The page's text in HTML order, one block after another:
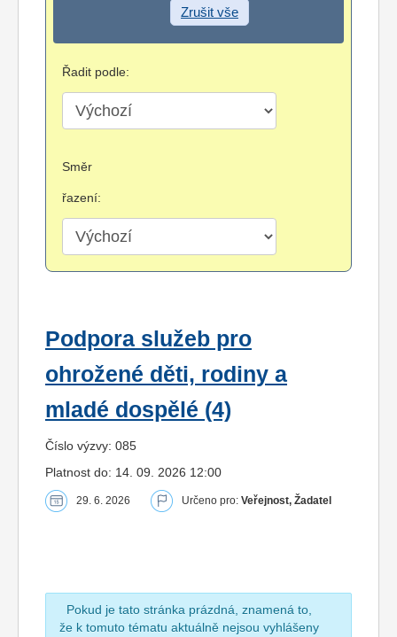
Zrušit vše
Řadit podle:
Směr
řazení:
Podpora služeb pro
ohrožené děti, rodiny a
mladé dospělé (4)
Číslo výzvy: 085
Platnost do: 14. 09. 2026 12:00
29. 6. 2026 Určeno pro: Veřejnost, Žadatel
Pokud je tato stránka prázdná, znamená to,
že k tomuto tématu aktuálně nejsou vyhlášeny